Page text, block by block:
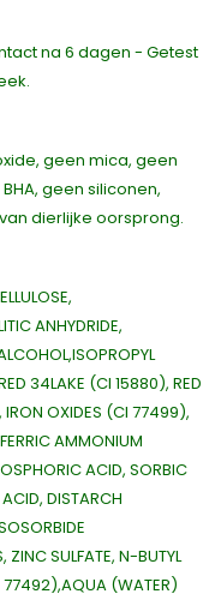
na 6 dagen - Getest
geen mica, geen
geen siliconen,
dierlijke oorsprong.
ANHYDRIDE,
34LAKE (CI 15880), RED
IRON OXIDES (CI 77499),
AMMONIUM
ACID, SORBIC
DISTARCH
SULFATE, N-BUTYL
77492),AQUA (WATER)